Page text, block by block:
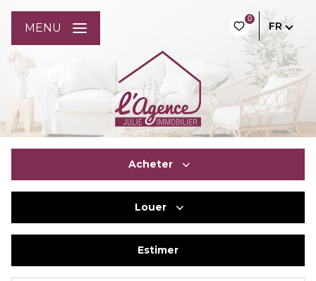
0
FR
MENU
Acheter
Du neuf
Louer
De l'immo pro
Estimer